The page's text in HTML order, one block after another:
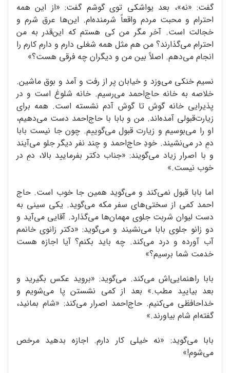
گفت: «نه»، بعد یواشکی توی گوشم گفت: «از این همه
احترام و محبت مردم واقعاً شرمنده‌ام. این‌ها عرق شرم و
خجالت است. آخر مگر من کی هستم که این‌قدر به من
احترام می‌گذارند؟ من هم مثل همه شغلی دارم و دارم کارم را
انجام می‌دهم. اصلاً بین من و دیگران چه فرقی هست؟»
نسیم خنکی می‌وزد و خیابان پر از رفت و آمد و بوق ماشین.
خلاصه به خانه حاج‌احمد می‌رسیم. خانه شلوغ است و در
پذیرایی خانه گوش تا گوش آدم نشسته است. همه برای
زیارت‌قبولی آمده‌اند. من و بابا با حاج‌احمد دست می‌دهیم،
او را می‌بوسیم و زیارت قبول می‌گوییم. چون جا نیست بابا
دمِ در می‌نشیند. خودِ حاج‌احمد و چند نفر دیگر جلو می‌آیند
و با اصرار زیاد می‌گویند: «جناب دکتر بفرمایید بالا، دمِ در
خوب نیست.»
اما بابا قبول نمی‌کند و می‌گوید همین جا خوب است. حاج
احمد کمی از سختی‌های سفر مکه می‌گوید. یکی سینی به
دست لیوان شربت جلوی مهمان‌ها می‌گذارد. آقایی می‌آید و
دو زانو جلوی بابا می‌نشیند و می‌گوید: «دکتر زانوی خانمم
آب آورده و درد می‌کند. چه باید بکنم؟ آیا اجازه هست
خدمت شما برسیم؟»
بابا راهنمایی‌اش می‌کند. می‌گوید: «بروید عکس بگیرید و
بعد بیایید مطب.» بعد از کمی نشستن پا می‌شویم و
خداحافظی می‌کنیم. حاج‌احمد اصرار می‌کند: «شام بمانید،
گفته‌ام شام بیاورند.»
بابا می‌گوید: «نه خیلی کار دارم. اجازه بدهید مرخص
می‌شوم!»